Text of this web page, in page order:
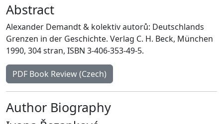
Abstract
Alexander Demandt & kolektiv autorů: Deutschlands
Grenzen in der Geschichte. Verlag C. H. Beck, München
1990, 304 stran, ISBN 3-406-353-49-5.
PDF Book Review (Czech)
Author Biography